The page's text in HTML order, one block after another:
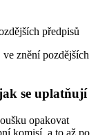
předpisů
znění pozdějších
se uplatňují
opakovat
komisí, a to až po